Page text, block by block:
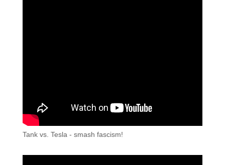
Tank vs. Tesla - smash fascism!